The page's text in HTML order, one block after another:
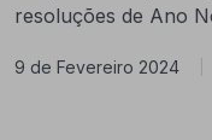
resoluções de Ano
9 de Fevereiro 2024